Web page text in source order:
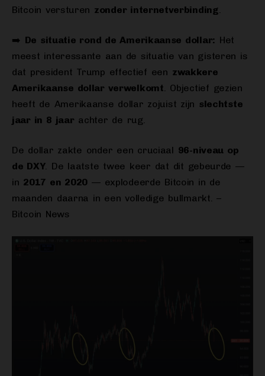
Bitcoin versturen zonder internetverbinding.
➡️ De situatie rond de Amerikaanse dollar: Het
meest interessante aan de situatie van gisteren is
dat president Trump effectief een zwakkere
Amerikaanse dollar verwelkomt. Objectief gezien
heeft de Amerikaanse dollar zojuist zijn slechtste
jaar in 8 jaar achter de rug.
De dollar zakte onder een cruciaal 96-niveau op
de DXY. De laatste twee keer dat dit gebeurde —
in 2017 en 2020 — explodeerde Bitcoin in de
maanden daarna in een volledige bullmarkt. –
Bitcoin News